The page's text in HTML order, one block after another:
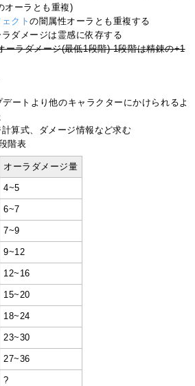
オーラとも重複)
クトの闇属性オーラとも重複する
ダメージは霊感に依存する
ーラダメージ(最低1段階) 1段階は精錬の+1
ートより他のキャラクターにかけられるよ
算式、ダメージ情報など求む
階表
オーラダメージ量
4~5
6~7
7~9
9~12
12~16
15~20
18~24
23~30
27~36
?